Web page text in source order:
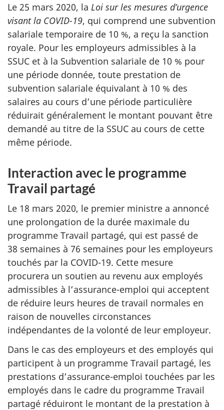
Le 25 mars 2020, la Loi sur les mesures d’urgence
visant la COVID-19, qui comprend une subvention
salariale temporaire de 10 %, a reçu la sanction
royale. Pour les employeurs admissibles à la
SSUC et à la Subvention salariale de 10 % pour
une période donnée, toute prestation de
subvention salariale équivalant à 10 % des
salaires au cours d’une période particulière
réduirait généralement le montant pouvant être
demandé au titre de la SSUC au cours de cette
même période.
Interaction avec le programme
Travail partagé
Le 18 mars 2020, le premier ministre a annoncé
une prolongation de la durée maximale du
programme Travail partagé, qui est passé de
38 semaines à 76 semaines pour les employeurs
touchés par la COVID-19. Cette mesure
procurera un soutien au revenu aux employés
admissibles à l’assurance-emploi qui acceptent
de réduire leurs heures de travail normales en
raison de nouvelles circonstances
indépendantes de la volonté de leur employeur.
Dans le cas des employeurs et des employés qui
participent à un programme Travail partagé, les
prestations d’assurance-emploi touchées par les
employés dans le cadre du programme Travail
partagé réduiront le montant de la prestation à